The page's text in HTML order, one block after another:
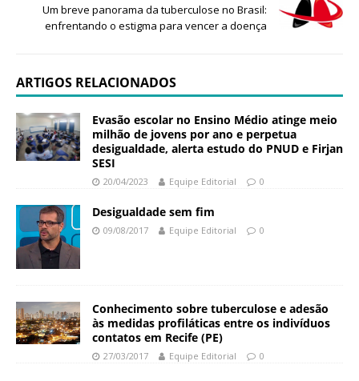
Um breve panorama da tuberculose no Brasil:
enfrentando o estigma para vencer a doença
ARTIGOS RELACIONADOS
Evasão escolar no Ensino Médio atinge meio
milhão de jovens por ano e perpetua
desigualdade, alerta estudo do PNUD e Firjan
SESI
20/04/2023 Equipe Editorial 0
Desigualdade sem fim
09/08/2017 Equipe Editorial 0
Conhecimento sobre tuberculose e adesão
às medidas profiláticas entre os indivíduos
contatos em Recife (PE)
27/03/2017 Equipe Editorial 0